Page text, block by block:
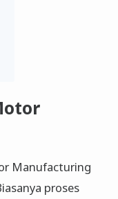
Manufacturing
proses